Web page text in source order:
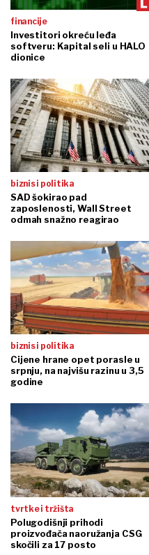
financije
Investitori okreću leđa
softveru: Kapital seli u HALO
dionice
biznis i politika
SAD šokirao pad
zaposlenosti, Wall Street
odmah snažno reagirao
biznis i politika
Cijene hrane opet porasle u
srpnju, na najvišu razinu u 3,5
godine
tvrtke i tržišta
Polugodišnji prihodi
proizvođača naoružanja CSG
skočili za 17 posto